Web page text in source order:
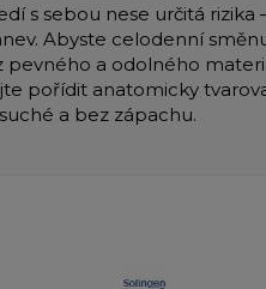
s sebou nese určitá
Abyste celodenní
pevného a odolného
pořídit anatomicky
a bez zápachu.